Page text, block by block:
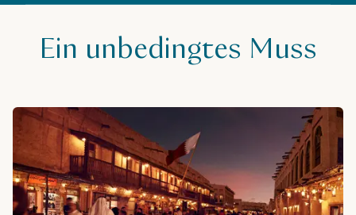
Ein unbedingtes Muss